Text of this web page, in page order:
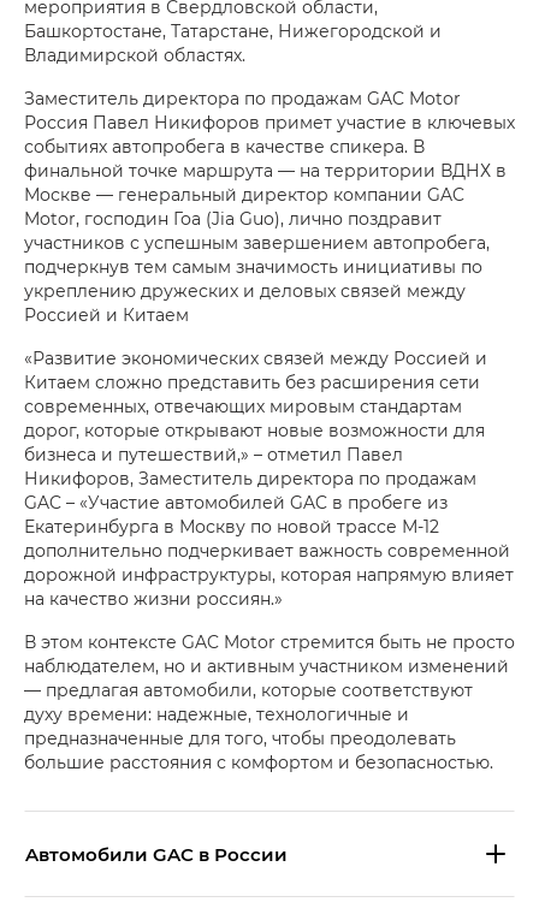
мероприятия в Свердловской области,
Башкортостане, Татарстане, Нижегородской и
Владимирской областях.
Заместитель директора по продажам GAC Motor
Россия Павел Никифоров примет участие в ключевых
событиях автопробега в качестве спикера. В
финальной точке маршрута — на территории ВДНХ в
Москве — генеральный директор компании GAC
Motor, господин Гоа (Jia Guo), лично поздравит
участников с успешным завершением автопробега,
подчеркнув тем самым значимость инициативы по
укреплению дружеских и деловых связей между
Россией и Китаем
«Развитие экономических связей между Россией и
Китаем сложно представить без расширения сети
современных, отвечающих мировым стандартам
дорог, которые открывают новые возможности для
бизнеса и путешествий,» – отметил Павел
Никифоров, Заместитель директора по продажам
GAC – «Участие автомобилей GAC в пробеге из
Екатеринбурга в Москву по новой трассе М-12
дополнительно подчеркивает важность современной
дорожной инфраструктуры, которая напрямую влияет
на качество жизни россиян.»
В этом контексте GAC Motor стремится быть не просто
наблюдателем, но и активным участником изменений
— предлагая автомобили, которые соответствуют
духу времени: надежные, технологичные и
предназначенные для того, чтобы преодолевать
большие расстояния с комфортом и безопасностью.
Aвтомобили GAC в России